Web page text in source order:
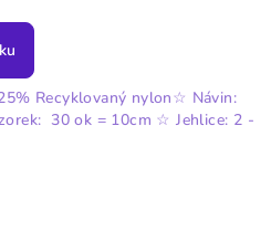
Recyklovaný nylon☆ Návin:
30 ok = 10cm ☆ Jehlice: 2 -